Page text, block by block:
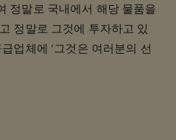
정말로 국내에서 해당 물품을
정말로 그것에 투자하고 있
업체에 '그것은 여러분의 선